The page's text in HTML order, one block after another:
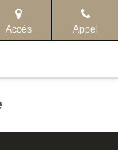
Accès Appel